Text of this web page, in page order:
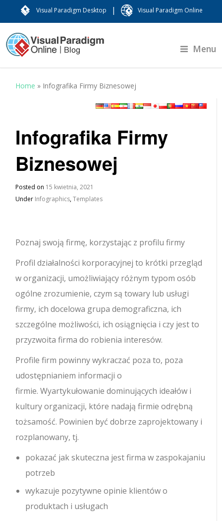
Visual Paradigm Desktop | Visual Paradigm Online
Menu
Home » Infografika Firmy Biznesowej
Infografika Firmy
Biznesowej
Posted on 15 kwietnia, 2021
Under Infographics,Templates
Poznaj swoją firmę, korzystając z profilu firmy
Profil działalności korporacyjnej to krótki przegląd
w organizacji, umożliwiający różnym typom osób
ogólne zrozumienie, czym są towary lub usługi
firmy, ich docelowa grupa demograficzna, ich
szczególne możliwości, ich osiągnięcia i czy jest to
przyzwoita firma do robienia interesów.
Profile firm powinny wykraczać poza to, poza
udostępnianiem informacji o
firmie. Wyartykułowanie dominujących ideałów i
kultury organizacji, które nadają firmie odrębną
tożsamość. Powinien być dobrze zaprojektowany i
rozplanowany, tj.
pokazać jak skuteczna jest firma w zaspokajaniu
potrzeb
wykazuje pozytywne opinie klientów o
produktach i usługach